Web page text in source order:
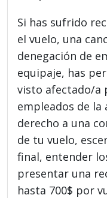
Si has sufrido
el vuelo, una
denegación de
equipaje, has
visto afectado/a
empleados de
derecho a una
de tu vuelo,
final, entender
presentar una
hasta 700$ por